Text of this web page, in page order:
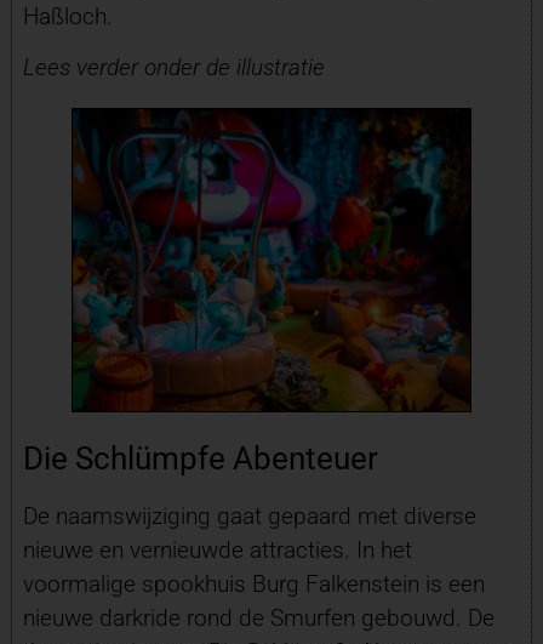
Haßloch.
Lees verder onder de illustratie
Die Schlümpfe Abenteuer
De naamswijziging gaat gepaard met diverse
nieuwe en vernieuwde attracties. In het
voormalige spookhuis Burg Falkenstein is een
nieuwe darkride rond de Smurfen gebouwd. De